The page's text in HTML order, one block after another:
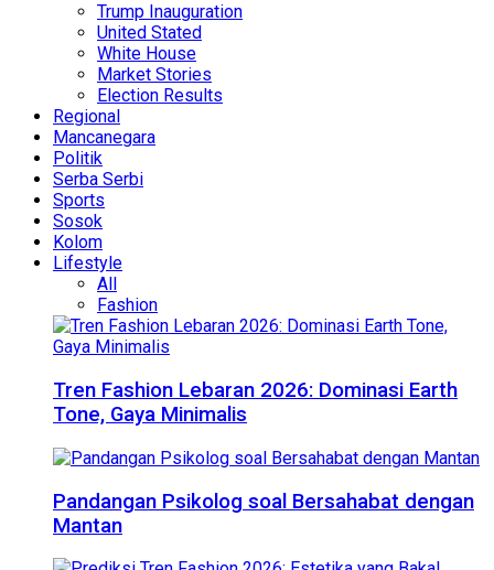
Trump Inauguration
United Stated
White House
Market Stories
Election Results
Regional
Mancanegara
Politik
Serba Serbi
Sports
Sosok
Kolom
Lifestyle
All
Fashion
Tren Fashion Lebaran 2026: Dominasi Earth
Tone, Gaya Minimalis
Pandangan Psikolog soal Bersahabat dengan
Mantan